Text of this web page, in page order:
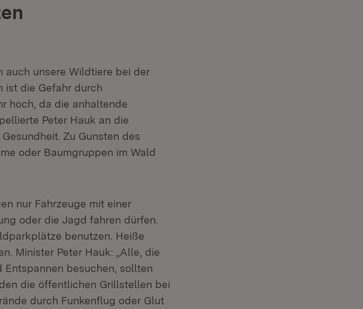
auch unsere Wildtiere bei der
ist die Gefahr durch
hoch, da die anhaltende
Peter Hauk an die
Zu Gunsten des
oder Baumgruppen im Wald
nur Fahrzeuge mit einer
oder die Jagd fahren dürfen.
benutzen. Heiße
Minister Peter Hauk: „Alle, die
besuchen, sollten
die öffentlichen Grillstellen bei
durch Funkenflug oder Glut